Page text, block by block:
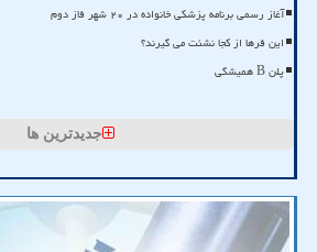
آغاز رسمی برنامه پزشکی خانواده در ۲۰ شهر فاز دوم
این فرها از کجا نشئت می گیرند؟
پلن B همیشگی
جدیدترین ها